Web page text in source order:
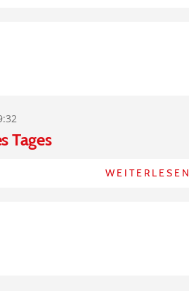
Tages
WEITERLESEN